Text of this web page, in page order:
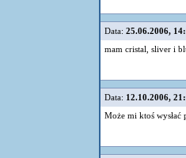
Data: 25.06.2006,
mam cristal, sliver i
Data: 12.10.2006,
Może mi ktoś wysłać